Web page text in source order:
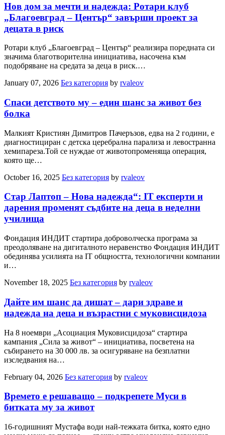
Нов дом за мечти и надежда: Ротари клуб
„Благоевград – Център“ завърши проект за
децата в риск
Ротари клуб „Благоевград – Център“ реализира поредната си
значима благотворителна инициатива, насочена към
подобряване на средата за деца в риск.…
January 07, 2026 Без категория by rvaleov
Спаси детството му – един шанс за живот без
болка
Малкият Кристиян Димитров Пачеръзов, едва на 2 години, е
диагностициран с детска церебрална парализа и левостранна
хемипареза.Той се нуждае от животопроменяща операция,
която ще…
October 16, 2025 Без категория by rvaleov
Стар Лаптоп – Нова надежда“: IT експерти и
дарения променят съдбите на деца в неделни
училища
Фондация ИНДИТ стартира доброволческа програма за
преодоляване на дигиталното неравенство Фондация ИНДИТ
обединява усилията на IT общността, технологични компании
и…
November 18, 2025 Без категория by rvaleov
Дайте им шанс да дишат – дари здраве и
надежда на деца и възрастни с муковисцидоза
На 8 ноември „Асоциация Муковисцидоза“ стартира
кампания „Сила за живот“ – инициатива, посветена на
събирането на 30 000 лв. за осигуряване на безплатни
изследвания на…
February 04, 2026 Без категория by rvaleov
Времето е решаващо – подкрепете Муси в
битката му за живот
16-годишният Мустафа води най-тежката битка, която едно